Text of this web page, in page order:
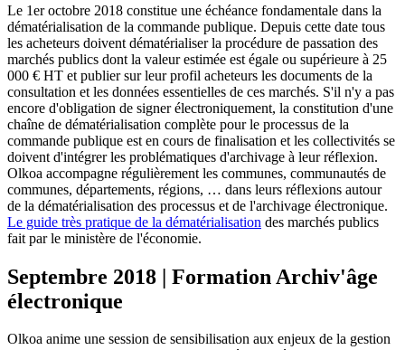
Le 1er octobre 2018 constitue une échéance fondamentale dans la
dématérialisation de la commande publique. Depuis cette date tous
les acheteurs doivent dématérialiser la procédure de passation des
marchés publics dont la valeur estimée est égale ou supérieure à 25
000 € HT et publier sur leur profil acheteurs les documents de la
consultation et les données essentielles de ces marchés. S'il n'y a pas
encore d'obligation de signer électroniquement, la constitution d'une
chaîne de dématérialisation complète pour le processus de la
commande publique est en cours de finalisation et les collectivités se
doivent d'intégrer les problématiques d'archivage à leur réflexion.
Olkoa accompagne régulièrement les communes, communautés de
communes, départements, régions, … dans leurs réflexions autour
de la dématérialisation des processus et de l'archivage électronique.
Le guide très pratique de la dématérialisation des marchés publics
fait par le ministère de l'économie.
Septembre 2018 | Formation Archiv'âge
électronique
Olkoa anime une session de sensibilisation aux enjeux de la gestion